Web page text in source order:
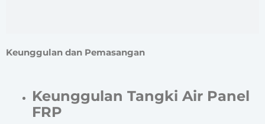
Keunggulan dan Pemasangan
Keunggulan Tangki Air Panel
FRP